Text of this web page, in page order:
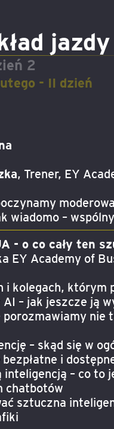
jazdy
2
- II dzień
, Trener, EY
wiadomo –
- o co cały ten
EY Academy of
i kolegach,
– jak jeszcze ją
– skąd się w
i
– co to
chatbotów
sztuczna